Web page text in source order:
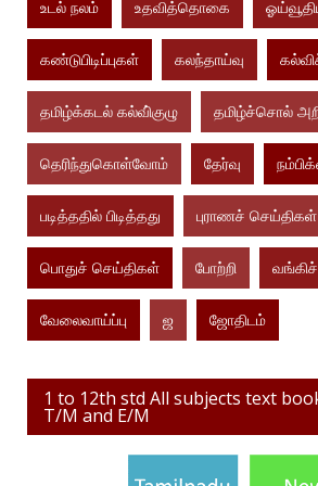
உடல் நலம் உதவித்தொகை
கண்டுபிடிப்புகள் கலந்தாய்வு
தமிழ்க்கடல் கல்வி்குழு தமிழ்ச்சொல்
தெரிந்துகொள்வோம் தேர்வு
படித்ததில் பிடித்தது புராணச் செய்திகள்
பொதுச் செய்திகள் போற்றி
வேலைவாய்ப்பு ஜ ஜோதிடம்
1 to 12th std All subjects text
T/M and E/M